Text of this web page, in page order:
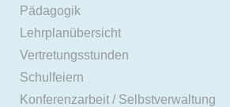
Pädagogik
Lehrplanübersicht
Vertretungsstunden
Schulfeiern
Konferenzarbeit / Selbstverwaltung